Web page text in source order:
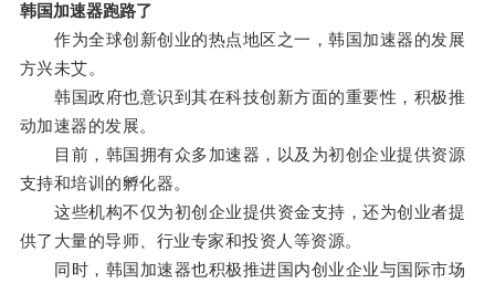
韩国加速器跑路了
作为全球创新创业的热点地区之一，韩国加速器的发展
方兴未艾。
韩国政府也意识到其在科技创新方面的重要性，积极推
动加速器的发展。
目前，韩国拥有众多加速器，以及为初创企业提供资源
支持和培训的孵化器。
这些机构不仅为初创企业提供资金支持，还为创业者提
供了大量的导师、行业专家和投资人等资源。
同时，韩国加速器也积极推进国内创业企业与国际市场